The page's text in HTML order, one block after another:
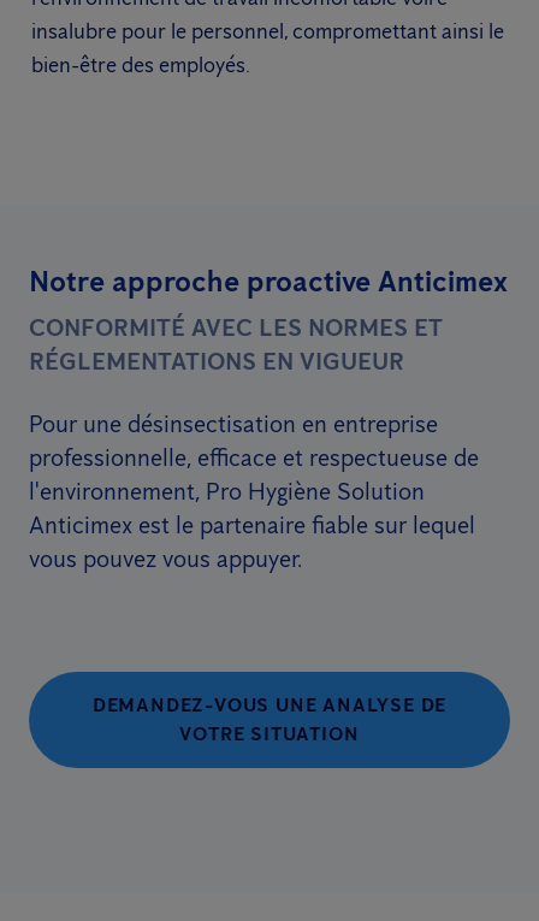
insalubre pour le personnel, compromettant ainsi le
bien-être des employés.
Notre approche proactive Anticimex
CONFORMITÉ AVEC LES NORMES ET
RÉGLEMENTATIONS EN VIGUEUR
Pour une désinsectisation en entreprise
professionnelle, efficace et respectueuse de
l'environnement, Pro Hygiène Solution
Anticimex est le partenaire fiable sur lequel
vous pouvez vous appuyer.
DEMANDEZ-VOUS UNE ANALYSE DE
VOTRE SITUATION